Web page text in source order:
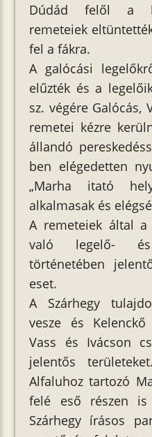
Dúdád felől a
remeteiek
fel a fákra.
A galócási
elűzték és a
sz. végére Galócás,
remetei kézre
állandó
ben elégedetten
„Marha itató
alkalmasak és
A remeteiek által a
való legelő-
történetében
eset.
A Szárhegy
vesze és
Vass és Ivácson
jelentős
Alfaluhoz tartozó
felé eső részen is
Szárhegy írásos